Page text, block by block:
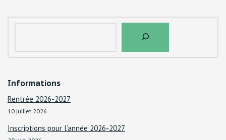
Informations
Rentrée 2026-2027
10 juillet 2026
Inscriptions pour l’année 2026-2027